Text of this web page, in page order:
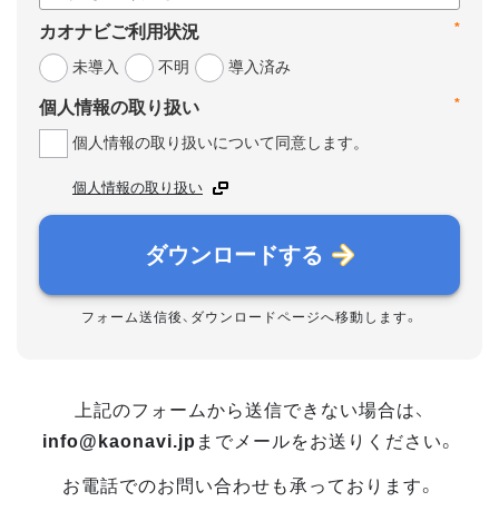
*
カオナビご利用状況
未導入
不明 導入済み
*
個人情報の取り扱い
個人情報の取り扱いについて同意します。
個人情報の取り扱い
ダウンロードする
フォーム送信後、ダウンロードページへ移動します。
上記のフォームから送信できない場合は、
info@kaonavi.jp までメールをお送りください。
お電話でのお問い合わせも承っております。